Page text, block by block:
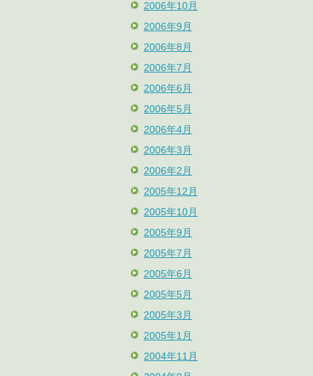
2006年10月
2006年9月
2006年8月
2006年7月
2006年6月
2006年5月
2006年4月
2006年3月
2006年2月
2005年12月
2005年10月
2005年9月
2005年7月
2005年6月
2005年5月
2005年3月
2005年1月
2004年11月